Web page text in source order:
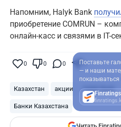
Напомним, Halyk Bank
приобретение COMRUN –
онлайн-касс и связями в IT-
0 0 0 0
Казахстан акции Halyk Bank
Банки Казахстана
Поставьте
— и наши
Finratings